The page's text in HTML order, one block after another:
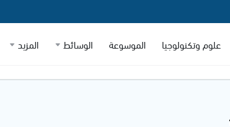
علوم وتكنولوجيا الموسوعة الوسائط المزيد